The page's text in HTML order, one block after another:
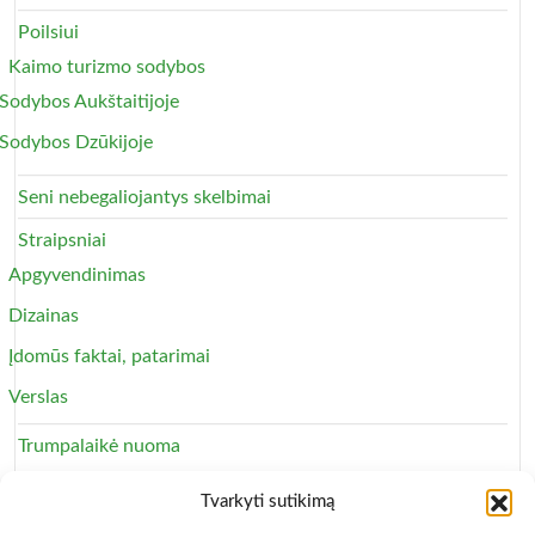
Tvarkyti sutikimą
Poilsiui
Kaimo turizmo sodybos
Sodybos Aukštaitijoje
Sodybos Dzūkijoje
Seni nebegaliojantys skelbimai
Straipsniai
Apgyvendinimas
Dizainas
Įdomūs faktai, patarimai
Verslas
Trumpalaikė nuoma